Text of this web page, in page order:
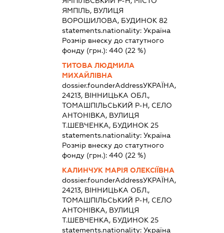
ЯМПІЛЬ, ВУЛИЦЯ
ВОРОШИЛОВА, БУДИНОК 82
statements.nationality: Україна
Розмір внеску до статутного
фонду (грн.): 440 (22 %)
ТИТОВА ЛЮДМИЛА
МИХАЙЛІВНА
dossier.founderAddressУКРАЇНА,
24213, ВІННИЦЬКА ОБЛ.,
ТОМАШПІЛЬСЬКИЙ Р-Н, СЕЛО
АНТОНІВКА, ВУЛИЦЯ
Т.ШЕВЧЕНКА, БУДИНОК 25
statements.nationality: Україна
Розмір внеску до статутного
фонду (грн.): 440 (22 %)
КАЛИНЧУК МАРІЯ ОЛЕКСІЇВНА
dossier.founderAddressУКРАЇНА,
24213, ВІННИЦЬКА ОБЛ.,
ТОМАШПІЛЬСЬКИЙ Р-Н, СЕЛО
АНТОНІВКА, ВУЛИЦЯ
Т.ШЕВЧЕНКА, БУДИНОК 25
statements.nationality: Україна